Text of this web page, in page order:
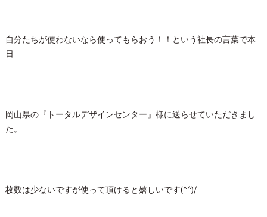
自分たちが使わないなら使ってもらおう！！という社長の言葉で本
日
岡山県の『トータルデザインセンター』様に送らせていただきまし
た。
枚数は少ないですが使って頂けると嬉しいです(^^)/